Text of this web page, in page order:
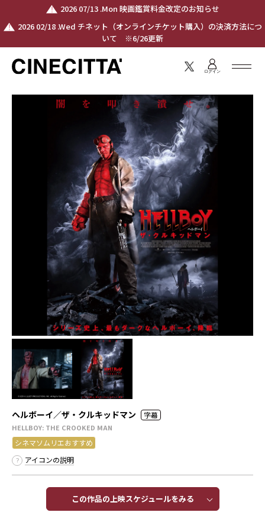
2026 07/13 .Mon 映画鑑賞料金改定のお知らせ
2026 02/18 .Wed チネット（オンラインチケット購入）の決済方法につ
いて ※6/26更新
ログイン
ヘルボーイ／ザ・クルキッドマン 字幕
HELLBOY: THE CROOKED MAN
シネマソムリエおすすめ
アイコンの説明
この作品の上映スケジュールをみる​​